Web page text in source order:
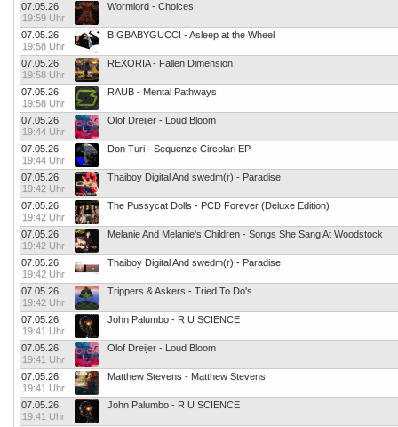
07.05.26
19:59 Uhr
Wormlord - Choices
07.05.26
19:58 Uhr
BIGBABYGUCCI - Asleep at the Wheel
07.05.26
19:58 Uhr
REXORIA - Fallen Dimension
07.05.26
19:58 Uhr
RAUB - Mental Pathways
07.05.26
19:44 Uhr
Olof Dreijer - Loud Bloom
07.05.26
19:44 Uhr
Don Turi - Sequenze Circolari EP
07.05.26
19:42 Uhr
Thaiboy Digital And swedm(r) - Paradise
07.05.26
19:42 Uhr
The Pussycat Dolls - PCD Forever (Deluxe Edition)
07.05.26
19:42 Uhr
Melanie And Melanie's Children - Songs She Sang At Woodstock
07.05.26
19:42 Uhr
Thaiboy Digital And swedm(r) - Paradise
07.05.26
19:42 Uhr
Trippers & Askers - Tried To Do's
07.05.26
19:41 Uhr
John Palumbo - R U SCIENCE
07.05.26
19:41 Uhr
Olof Dreijer - Loud Bloom
07.05.26
19:41 Uhr
Matthew Stevens - Matthew Stevens
07.05.26
19:41 Uhr
John Palumbo - R U SCIENCE